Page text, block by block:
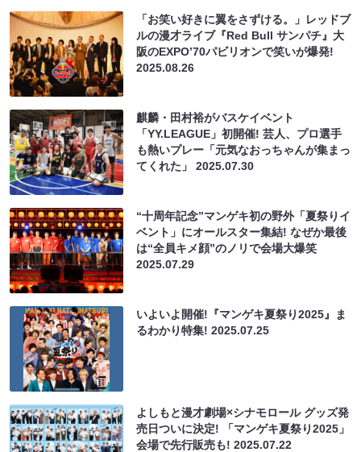
「お笑い好きに翼をさずける。」レッドブ
ルの漫才ライブ『Red Bull サンパチ』大
阪のEXPO’70パビリオンで笑いが爆発!
2025.08.26
麒麟・田村裕がバスケイベント
「YY.LEAGUE」初開催! 芸人、プロ選手
も熱いプレー「元気なおっちゃんが集まっ
てくれた」2025.07.30
“十周年記念”マンゲキ初の野外「夏祭りイ
ベント」にオールスター集結! なぜか最後
は“全員キメ顔”のノリで会場大爆笑
2025.07.29
いよいよ開催!『マンゲキ夏祭り2025』ま
るわかり特集!2025.07.25
よしもと漫才劇場×シナモロール グッズ発
売日ついに決定! 「マンゲキ夏祭り2025」
会場で先行販売も!2025.07.22